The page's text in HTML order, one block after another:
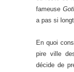
fameuse
a pas si
En quoi
pire ville
décide de